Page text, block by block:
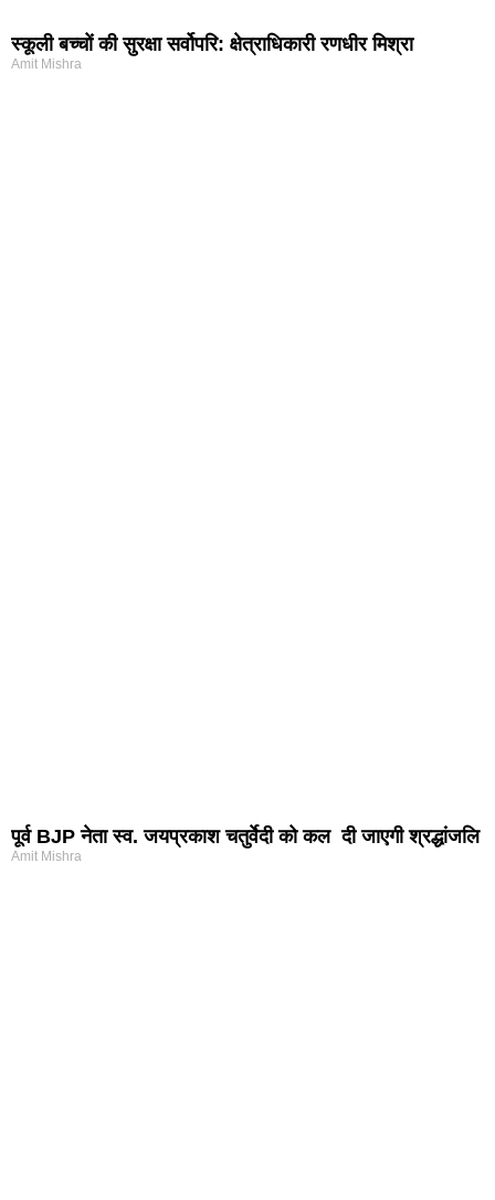
स्कूली बच्चों की सुरक्षा सर्वोपरि: क्षेत्राधिकारी रणधीर मिश्रा
Amit Mishra
पूर्व BJP नेता स्व. जयप्रकाश चतुर्वेदी को कल दी जाएगी श्रद्धांजलि
Amit Mishra